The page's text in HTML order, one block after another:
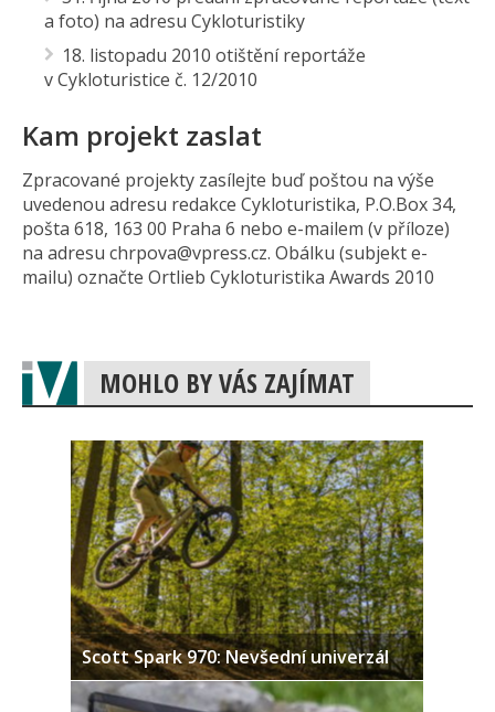
a foto) na adresu Cykloturistiky
18. listopadu 2010 otištění reportáže
v Cykloturistice č. 12/2010
Kam projekt zaslat
Zpracované projekty zasílejte buď poštou na výše
uvedenou adresu redakce Cykloturistika, P.O.Box 34,
pošta 618, 163 00 Praha 6 nebo e-mailem (v příloze)
na adresu chrpova@vpress.cz. Obálku (subjekt e-
mailu) označte Ortlieb Cykloturistika Awards 2010
MOHLO BY VÁS ZAJÍMAT
Scott Spark 970: Nevšední univerzál